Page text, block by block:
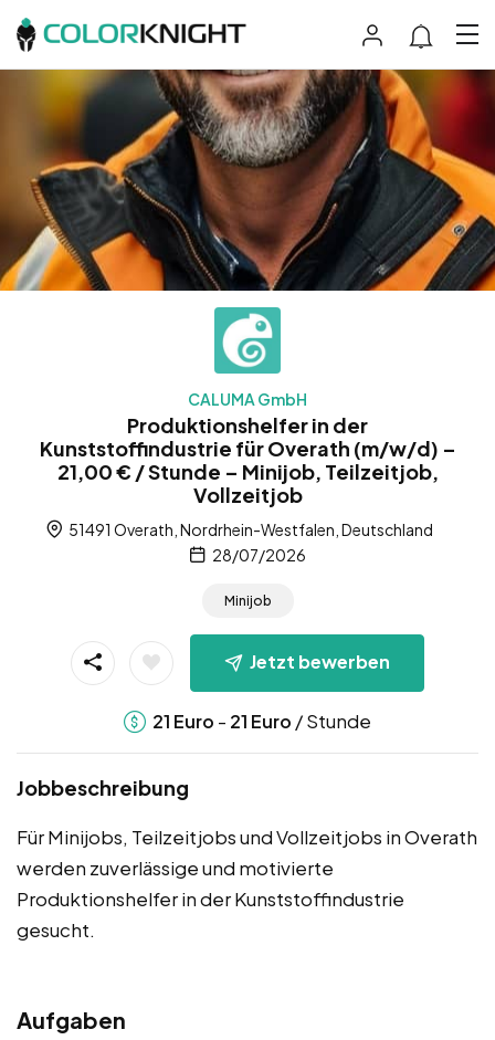
CALUMA GmbH
Produktionshelfer in der
Kunststoffindustrie für Overath (m/w/d) –
21,00 € / Stunde – Minijob, Teilzeitjob,
Vollzeitjob
51491 Overath, Nordrhein-Westfalen, Deutschland
28/07/2026
Minijob
Jetzt bewerben
21 Euro - 21 Euro / Stunde
Jobbeschreibung
Für Minijobs, Teilzeitjobs und Vollzeitjobs in Overath
werden zuverlässige und motivierte
Produktionshelfer in der Kunststoffindustrie
gesucht.
Aufgaben